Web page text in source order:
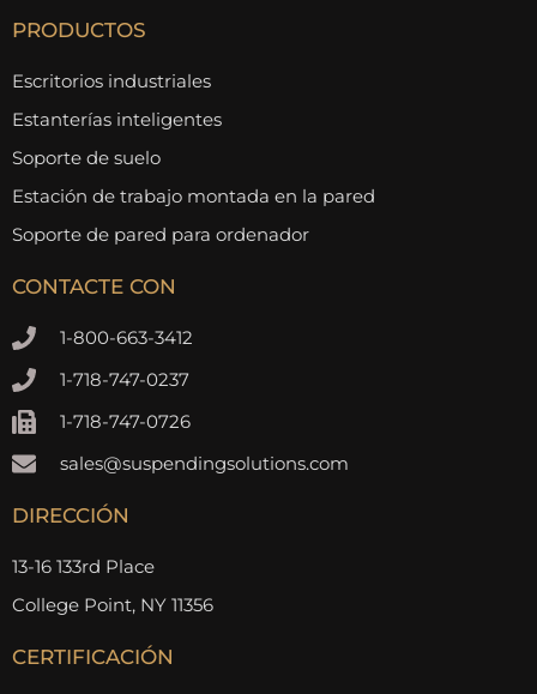
PRODUCTOS
Escritorios industriales
Estanterías inteligentes
Soporte de suelo
Estación de trabajo montada en la pared
Soporte de pared para ordenador
CONTACTE CON
1-800-663-3412
1-718-747-0237
1-718-747-0726
sales@suspendingsolutions.com
DIRECCIÓN
13-16 133rd Place
College Point, NY 11356
CERTIFICACIÓN